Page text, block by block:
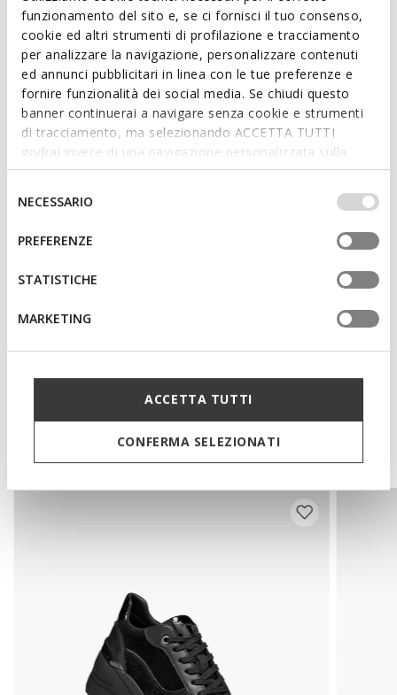
funzionamento del sito e, se ci fornisci il tuo consenso,
cookie ed altri strumenti di profilazione e tracciamento
per analizzare la navigazione, personalizzare contenuti
ed annunci pubblicitari in linea con le tue preferenze e
fornire funzionalità dei social media. Se chiudi questo
banner continuerai a navigare senza cookie e strumenti
di tracciamento, ma selezionando ACCETTA TUTTI
godrai invece di una navigazione personalizzata sulla
base dei tuoi gusti ed interessi. Selezionando
IMPOSTAZIONI potrai anche scegliere quali cookies ed
altri strumenti di tracciamento autorizzare. Per maggiori
informazioni o per modificare in qualsiasi momento le
tue impostazioni, visita la nostra
consenso
NECESSARIO
PREFERENZE
STATISTICHE
MARKETING
ACCETTA TUTTI
CONFERMA SELEZIONATI
By purchasing this product, you are
supporting Leather Working Group certified
tanneries
Outstanding cushioning effect which offers protection
and absorbs jolts and vibrations
Thickness of sole: 5,5 cm / 2,2"
Lightweight footwear
Lace fastening; Removable insole
Materials
You may also like